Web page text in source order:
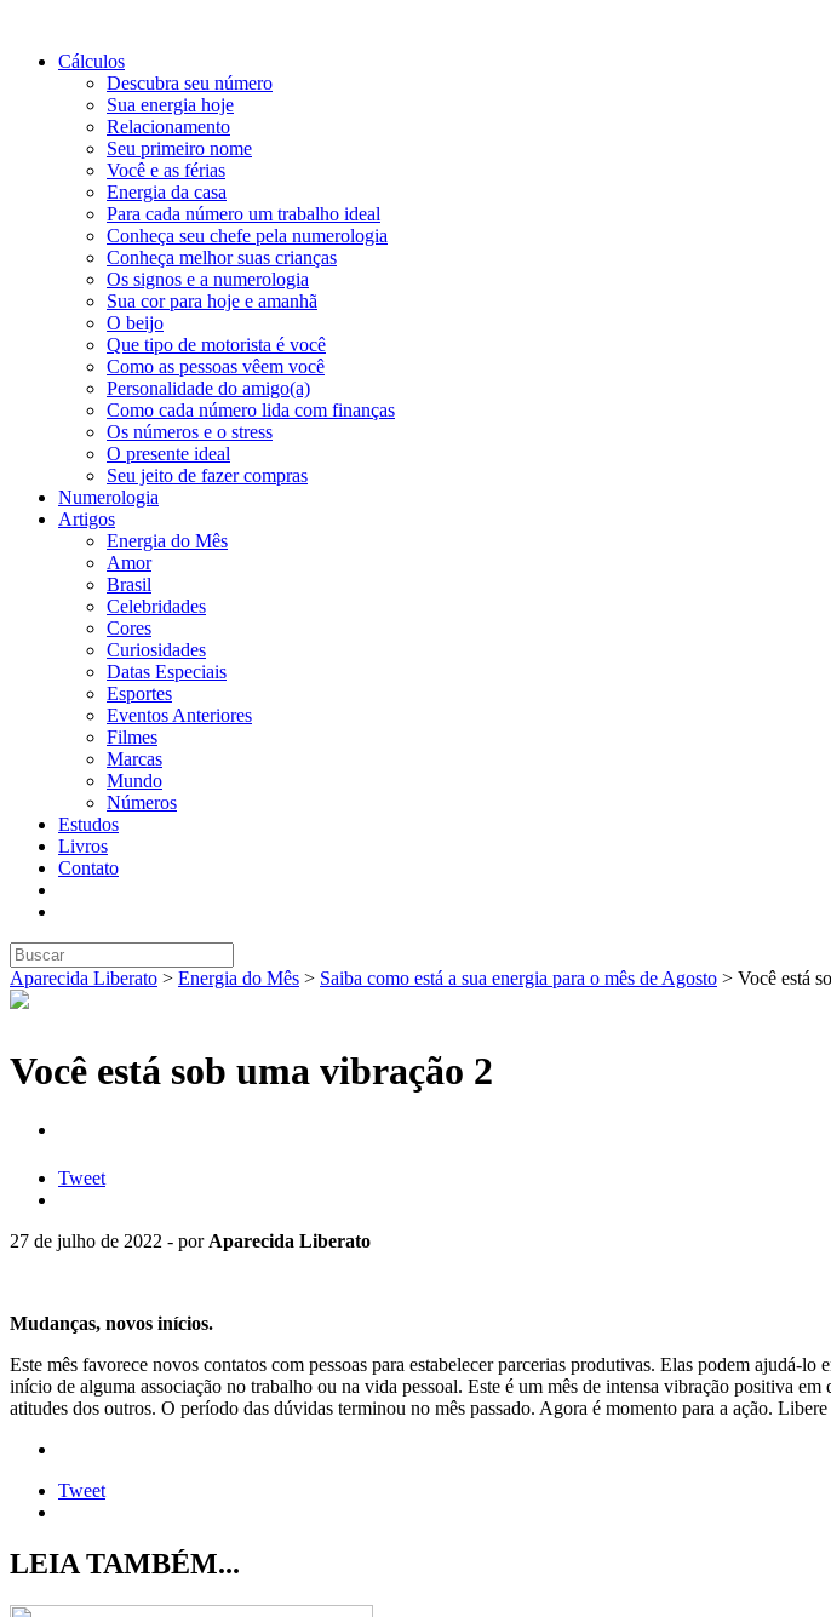
Cálculos
Descubra seu número
Sua energia hoje
Relacionamento
Seu primeiro nome
Você e as férias
Energia da casa
Para cada número um trabalho ideal
Conheça seu chefe pela numerologia
Conheça melhor suas crianças
Os signos e a numerologia
Sua cor para hoje e amanhã
O beijo
Que tipo de motorista é você
Como as pessoas vêem você
Personalidade do amigo(a)
Como cada número lida com finanças
Os números e o stress
O presente ideal
Seu jeito de fazer compras
Numerologia
Artigos
Energia do Mês
Amor
Brasil
Celebridades
Cores
Curiosidades
Datas Especiais
Esportes
Eventos Anteriores
Filmes
Marcas
Mundo
Números
Estudos
Livros
Contato
Aparecida Liberato > Energia do Mês > Saiba como está a sua energia para o mês de Agosto > Você está
Você está sob uma vibração 2
Tweet
27 de julho de 2022 - por Aparecida Liberato
Mudanças, novos inícios.
Este mês favorece novos contatos com pessoas para estabelecer parcerias produtivas. Elas podem ajudá-
início de alguma associação no trabalho ou na vida pessoal. Este é um mês de intensa vibração positiva
atitudes dos outros. O período das dúvidas terminou no mês passado. Agora é momento para a ação.
Tweet
LEIA TAMBÉM...